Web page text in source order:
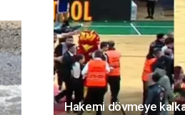
Hakemi dövmeye